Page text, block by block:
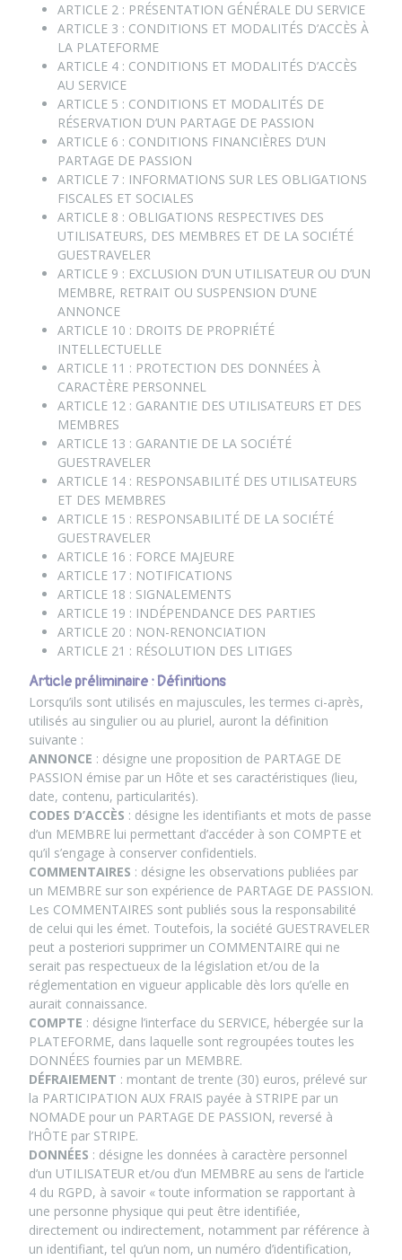
ARTICLE 2 : PRÉSENTATION GÉNÉRALE DU SERVICE
ARTICLE 3 : CONDITIONS ET MODALITÉS D’ACCÈS À
LA PLATEFORME
ARTICLE 4 : CONDITIONS ET MODALITÉS D’ACCÈS
AU SERVICE
ARTICLE 5 : CONDITIONS ET MODALITÉS DE
RÉSERVATION D’UN PARTAGE DE PASSION
ARTICLE 6 : CONDITIONS FINANCIÈRES D’UN
PARTAGE DE PASSION
ARTICLE 7 : INFORMATIONS SUR LES OBLIGATIONS
FISCALES ET SOCIALES
ARTICLE 8 : OBLIGATIONS RESPECTIVES DES
UTILISATEURS, DES MEMBRES ET DE LA SOCIÉTÉ
GUESTRAVELER
ARTICLE 9 : EXCLUSION D’UN UTILISATEUR OU D’UN
MEMBRE, RETRAIT OU SUSPENSION D’UNE
ANNONCE
ARTICLE 10 : DROITS DE PROPRIÉTÉ
INTELLECTUELLE
ARTICLE 11 : PROTECTION DES DONNÉES À
CARACTÈRE PERSONNEL
ARTICLE 12 : GARANTIE DES UTILISATEURS ET DES
MEMBRES
ARTICLE 13 : GARANTIE DE LA SOCIÉTÉ
GUESTRAVELER
ARTICLE 14 : RESPONSABILITÉ DES UTILISATEURS
ET DES MEMBRES
ARTICLE 15 : RESPONSABILITÉ DE LA SOCIÉTÉ
GUESTRAVELER
ARTICLE 16 : FORCE MAJEURE
ARTICLE 17 : NOTIFICATIONS
ARTICLE 18 : SIGNALEMENTS
ARTICLE 19 : INDÉPENDANCE DES PARTIES
ARTICLE 20 : NON-RENONCIATION
ARTICLE 21 : RÉSOLUTION DES LITIGES
Article préliminaire : Définitions
Lorsqu’ils sont utilisés en majuscules, les termes ci-après,
utilisés au singulier ou au pluriel, auront la définition
suivante :
ANNONCE : désigne une proposition de PARTAGE DE
PASSION émise par un Hôte et ses caractéristiques (lieu,
date, contenu, particularités).
CODES D’ACCÈS : désigne les identifiants et mots de passe
d’un MEMBRE lui permettant d’accéder à son COMPTE et
qu’il s’engage à conserver confidentiels.
COMMENTAIRES : désigne les observations publiées par
un MEMBRE sur son expérience de PARTAGE DE PASSION.
Les COMMENTAIRES sont publiés sous la responsabilité
de celui qui les émet. Toutefois, la société GUESTRAVELER
peut a posteriori supprimer un COMMENTAIRE qui ne
serait pas respectueux de la législation et/ou de la
réglementation en vigueur applicable dès lors qu’elle en
aurait connaissance.
COMPTE : désigne l’interface du SERVICE, hébergée sur la
PLATEFORME, dans laquelle sont regroupées toutes les
DONNÉES fournies par un MEMBRE.
DÉFRAIEMENT : montant de trente (30) euros, prélevé sur
la PARTICIPATION AUX FRAIS payée à STRIPE par un
NOMADE pour un PARTAGE DE PASSION, reversé à
l’HÔTE par STRIPE.
DONNÉES : désigne les données à caractère personnel
d’un UTILISATEUR et/ou d’un MEMBRE au sens de l’article
4 du RGPD, à savoir « toute information se rapportant à
une personne physique qui peut être identifiée,
directement ou indirectement, notamment par référence à
un identifiant, tel qu’un nom, un numéro d’identification,